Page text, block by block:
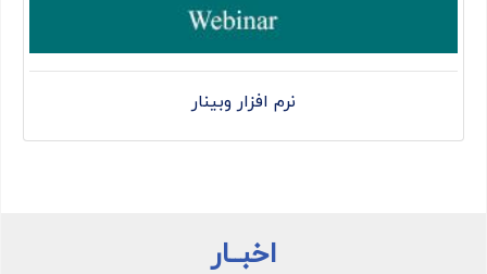
نرم افزار وبینار
اخبــار